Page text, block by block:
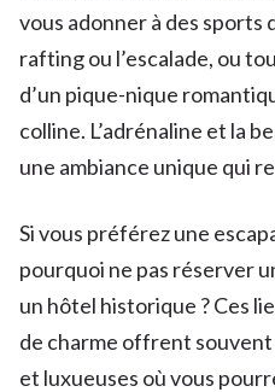
vous adonner à des sports
rafting ou l’escalade, ou
d’un pique-nique
colline. L’adrénaline et la
une ambiance unique qui
Si vous préférez une
pourquoi ne pas réserver
un hôtel historique ? Ces
de charme offrent
et luxueuses où vous